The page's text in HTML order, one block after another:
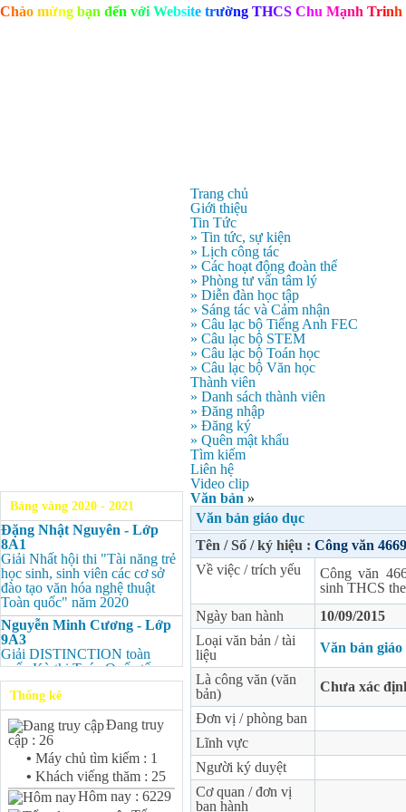
Chào mừng bạn đến với Website trường THCS Chu Mạnh Trinh
Trang chủ
Giới thiệu
Tin Tức
» Tin tức, sự kiện
» Lịch công tác
» Các hoạt động đoàn thể
» Phòng tư vấn tâm lý
» Diễn đàn học tập
» Sáng tác và Cảm nhận
» Câu lạc bộ Tiếng Anh FEC
» Câu lạc bộ STEM
» Câu lạc bộ Toán học
» Câu lạc bộ Văn học
Thành viên
» Danh sách thành viên
» Đăng nhập
» Đăng ký
» Quên mật khẩu
Tìm kiếm
Liên hệ
Video clip
Bảng vàng 2020 - 2021
Đặng Nhật Nguyên - Lớp
8A1
Giải Nhất hội thi "Tài năng trẻ
học sinh, sinh viên các cơ sở
đào tạo văn hóa nghệ thuật
Toàn quốc" năm 2020
Nguyễn Minh Cương - Lớp
9A3
Giải DISTINCTION toàn
quốc Kỳ thi Toán Quốc tế
Kangaroo – IKMC 2020
Nguyễn Minh Cương - Lớp
9A3
Giải Ba kỳ thi chọn HSG cấp
tỉnh môn Toán.
Bùi Quang Minh - Lớp 9A3
Giải DISTINCTION Toàn
quốc Kỳ thi Toán Quốc tế
Thống kê
Đang truy
cập : 26
• Máy chủ tìm kiếm : 1
• Khách viếng thăm : 25
Hôm nay : 6229
Văn bản »
Văn bản giáo dục
Tên / Số / ký hiệu : Công văn
Về việc / trích yếu
Công văn
sinh THCS
Ngày ban hành
10/09/2015
Loại văn bản / tài
liệu
Văn bản giáo
Là công văn (văn
bản)
Chưa xác
Đơn vị / phòng ban
Lĩnh vực
Người ký duyệt
Cơ quan / đơn vị
ban hành